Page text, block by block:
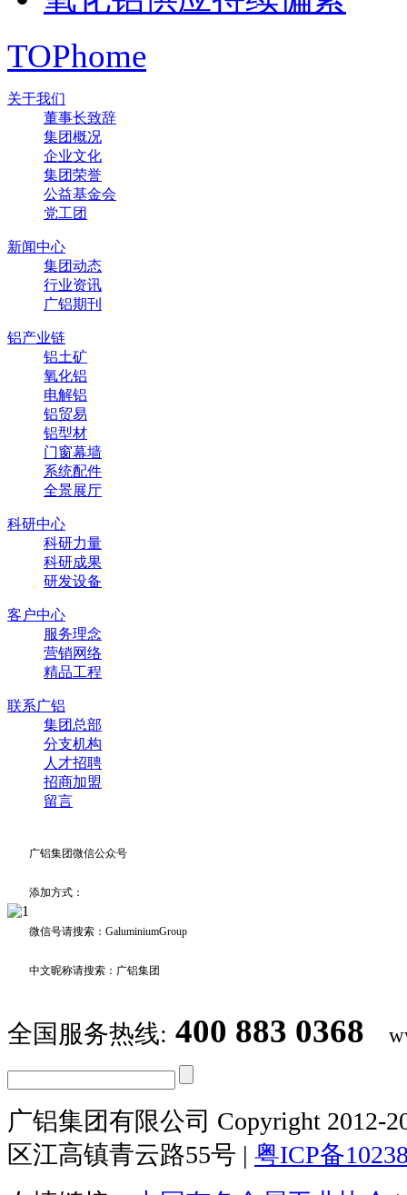
TOPhome
关于我们
董事长致辞
集团概况
企业文化
集团荣誉
公益基金会
党工团
新闻中心
集团动态
行业资讯
广铝期刊
铝产业链
铝土矿
氧化铝
电解铝
铝贸易
铝型材
门窗幕墙
系统配件
全景展厅
科研中心
科研力量
科研成果
研发设备
客户中心
服务理念
营销网络
精品工程
联系广铝
集团总部
分支机构
人才招聘
招商加盟
留言
广铝集团微信公众号
添加方式：
微信号请搜索：GaluminiumGroup
中文昵称请搜索：广铝集团
全国服务热线: 400 883 0368
广铝集团有限公司 Copyright 2012-
区江高镇青云路55号 | 粤ICP备